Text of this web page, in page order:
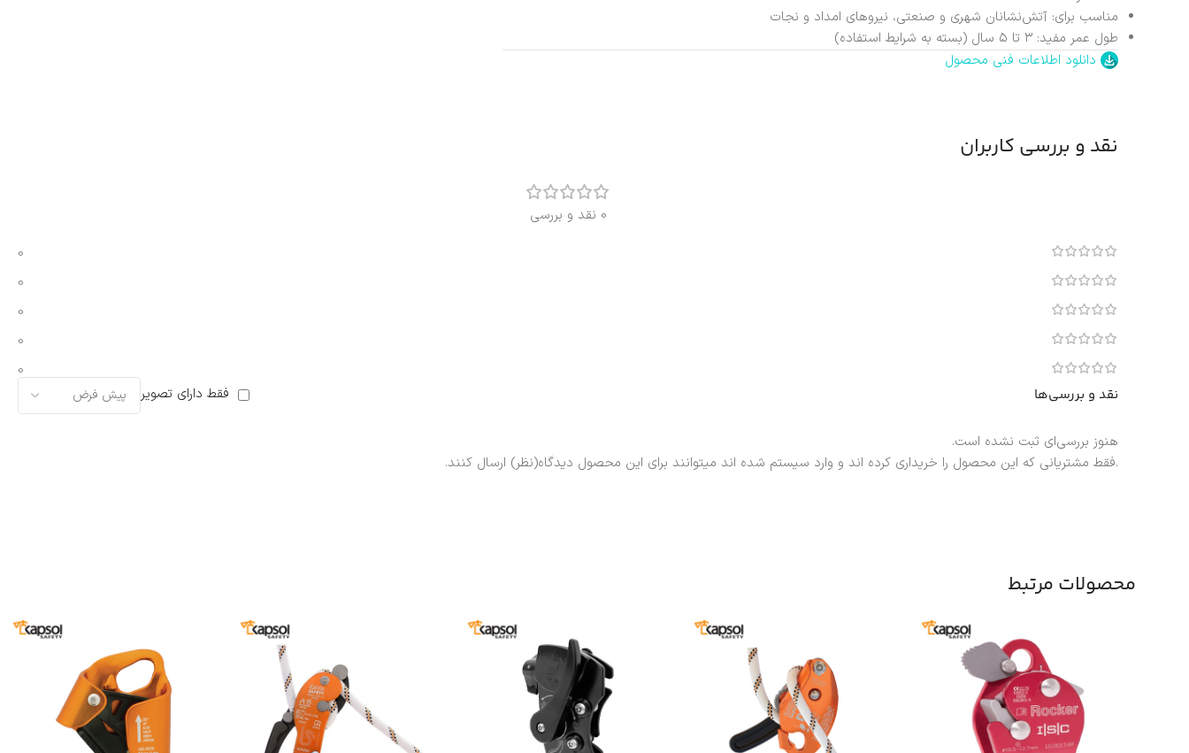
مناسب برای: آتش‌نشانان شهری و صنعتی، نیروهای امداد و نجات
طول عمر مفید: ۳ تا ۵ سال (بسته به شرایط استفاده)
دانلود اطلاعات فنی محصول
نقد و بررسی کاربران
0 نقد و بررسی
0
0
0
0
0
نقد و بررسی‌ها
فقط دارای تصویر
هنوز بررسی‌ای ثبت نشده است.
.فقط مشتریانی که این محصول را خریداری کرده اند و وارد سیستم شده اند میتوانند برای این محصول دیدگاه(نظر) ارسال کنند.
محصولات مرتبط